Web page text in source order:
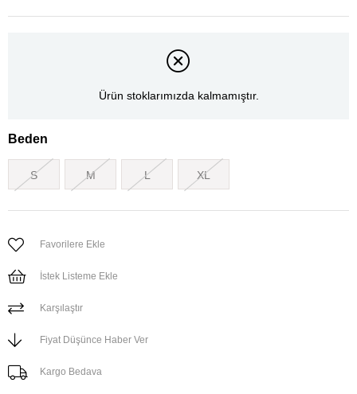
Ürün stoklarımızda kalmamıştır.
Beden
S M L XL
Favorilere Ekle
İstek Listeme Ekle
Karşılaştır
Fiyat Düşünce Haber Ver
Kargo Bedava